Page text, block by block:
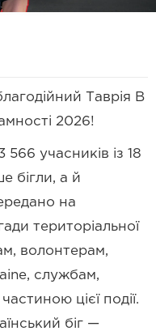
Таврія В
2026!
учасників із 18
бігли, а й
на
територіальної
волонтерам,
службам,
цієї події.
біг —